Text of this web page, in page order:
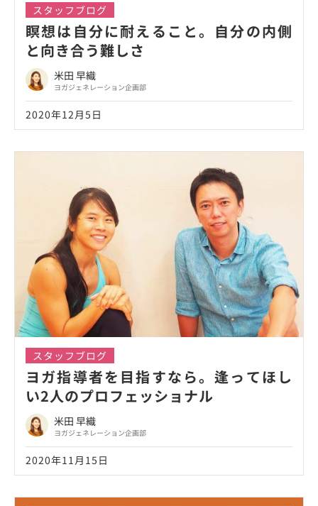
スタッフブログ
瞑想は自分に耐えること。自分の内側
と向き合う難しさ
米田 早織
ヨガジェネレーション企画部
2020年12月5日
スタッフブログ
ヨガ指導者を目指すなら。逢ってほし
い2人のプロフェッショナル
米田 早織
ヨガジェネレーション企画部
2020年11月15日